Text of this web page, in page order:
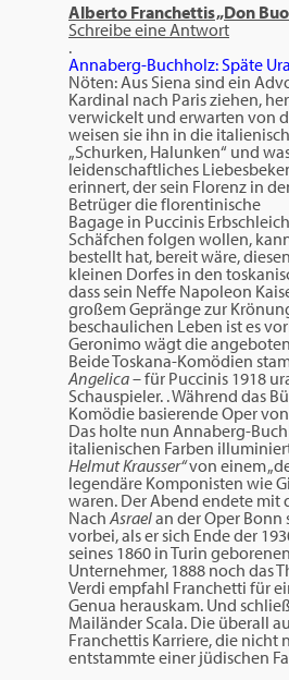
Alberto Franchettis „Don
Schreibe eine Antwort
.
Annaberg-Buchholz: Späte
Nöten: Aus Siena sind ein
Kardinal nach Paris ziehen,
verwickelt und erwarten von
weisen sie ihn in die
„Schurken, Halunken“ und
leidenschaftliches
erinnert, der sein Florenz in
Betrüger die florentinische
Bagage in Puccinis
Schäfchen folgen wollen,
bestellt hat, bereit wäre,
kleinen Dorfes in den
dass sein Neffe Napoleon
großem Gepränge zur
beschaulichen Leben ist es
Geronimo wägt die
Beide Toskana-Komödien
Angelica– für Puccinis 1918
Schauspieler. . Während das
Komödie basierende Oper
Das holte nun Annaberg-
italienischen Farben
Helmut Krausser“von einem
legendäre Komponisten wie
waren. Der Abend endete mit
NachAsraelan der Oper
vorbei, als er sich Ende der
seines 1860 in Turin
Unternehmer, 1888 noch das
Verdi empfahl Franchetti für
Genua herauskam. Und
Mailänder Scala. Die überall
Franchettis Karriere, die nicht
entstammte einer jüdischen